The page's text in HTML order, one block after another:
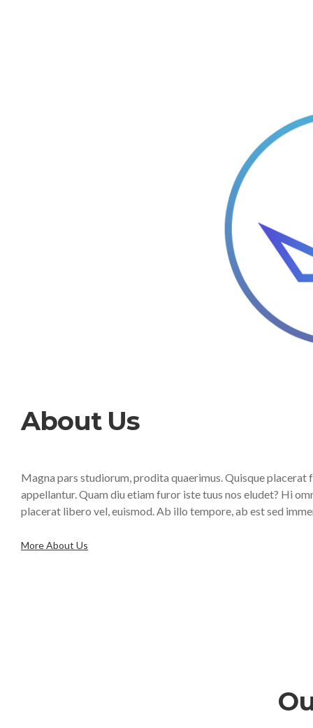
About Us
Magna pars studiorum, prodita quaerimus. Quisque
appellantur. Quam diu etiam furor iste tuus nos eludet? Hi
placerat libero vel, euismod. Ab illo tempore, ab est sed
More About Us